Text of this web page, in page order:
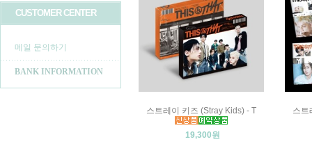
CUSTOMER CENTER
메일 문의하기
BANK INFORMATION
스트레이 키즈 (Stray Kids) - T
19,300원
스트